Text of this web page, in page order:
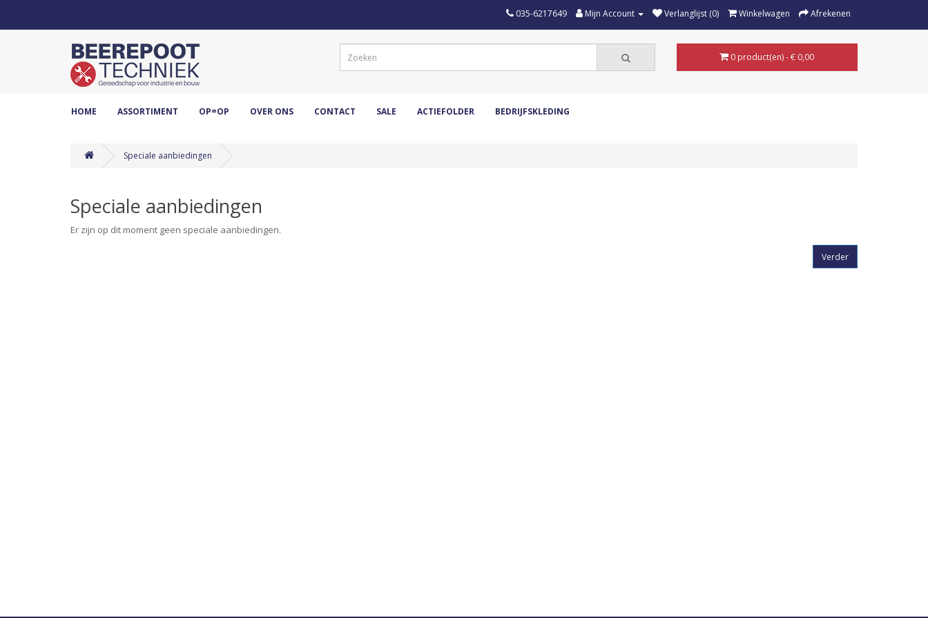
035-6217649 Mijn Account Verlanglijst (0) Winkelwagen Afrekenen
0 product(en) - € 0,00
HOME ASSORTIMENT OP=OP OVER ONS CONTACT SALE ACTIEFOLDER BEDRIJFSKLEDING
Speciale aanbiedingen
Speciale aanbiedingen
Er zijn op dit moment geen speciale aanbiedingen.
Verder